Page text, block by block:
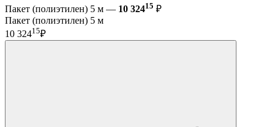
Пакет (полиэтилен) 5 м — 10 32415 ₽
Пакет (полиэтилен) 5 м
10 32415₽